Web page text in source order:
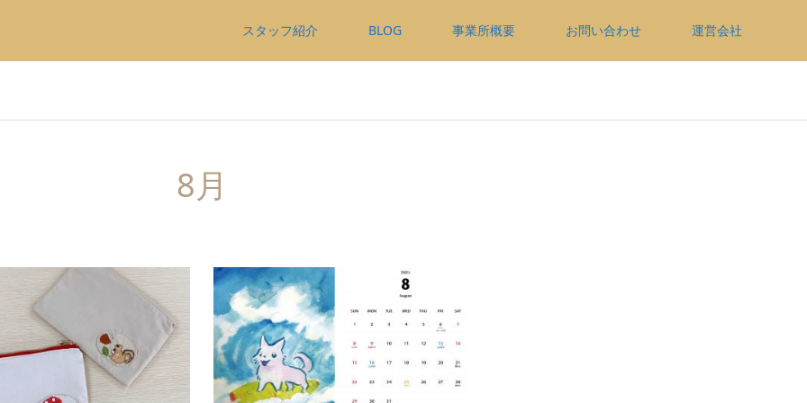
スタッフ紹介 BLOG 事業所概要 お問い合わせ 運営会社
8月